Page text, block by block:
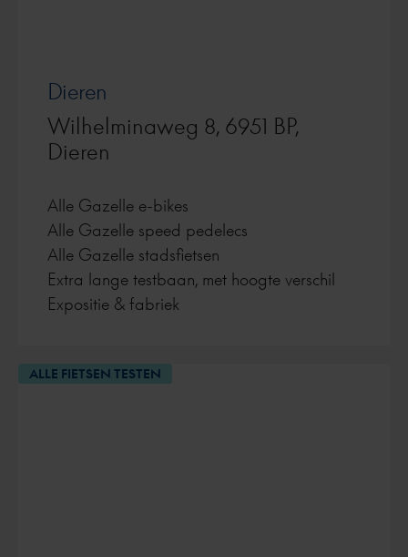
Dieren
Wilhelminaweg 8, 6951 BP,
Dieren
Alle Gazelle e-bikes
Alle Gazelle speed pedelecs
Alle Gazelle stadsfietsen
Extra lange testbaan, met hoogte verschil
Expositie & fabriek
ALLE FIETSEN TESTEN